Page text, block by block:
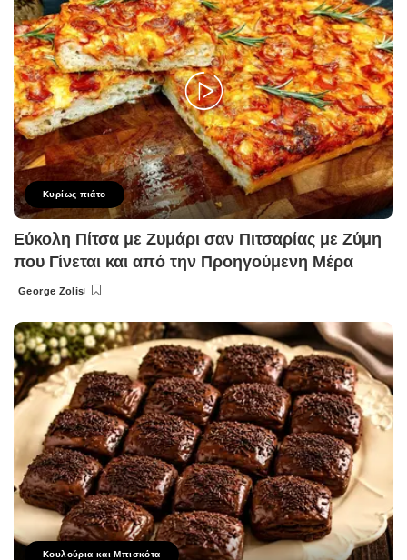
Κυρίως πιάτο
Εύκολη Πίτσα με Ζυμάρι σαν Πιτσαρίας με Ζύμη
που Γίνεται και από την Προηγούμενη Μέρα
Posted
George Zolis
Κουλούρια και Μπισκότα